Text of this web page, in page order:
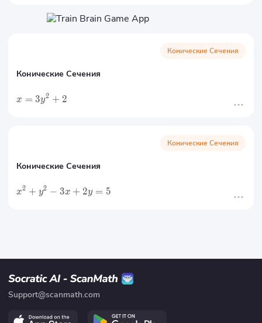
Конические Сечения
Конические Сечения
x = 3y2 + 2
Конические Сечения
Конические Сечения
x2 + y2 − 3x + 2y = 5
Support@scanmath.com